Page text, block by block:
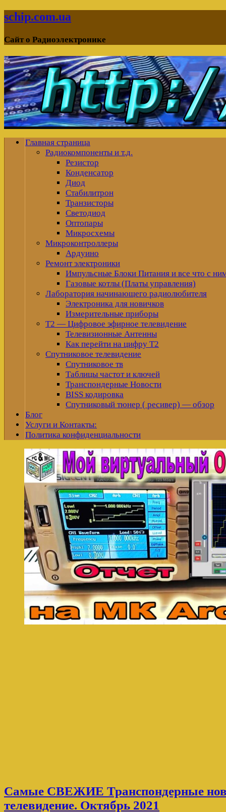
schip.com.ua
Сайт о Радиоэлектронике
Главная страница
Радиокомпоненты и т.д.
Резистор
Конденсатор
Диод
Стабилитрон
Транзисторы
Светодиод
Оптопары
Микросхемы
Микроконтроллеры
Ардуино
Ремонт электроники
Импульсные Блоки Питания и все что с
Газовые котлы (Платы управления)
Лаборатория начинающего радиолюбителя
Электроника для новичков
Измерительные приборы
Т2 — Цифровое эфирное телевидение
Телевизионные Антенны
Как перейти на цифру Т2
Спутниковое телевидение
Спутниковое тв
Таблицы частот и ключей
Транспондерные Новости
BISS кодировка
Спутниковый тюнер ( ресивер) — обзор
Блог
Услуги и Контакты:
Политика конфиденциальности
Самые СВЕЖИЕ Транспондерные
телевидение. Октябрь 2021